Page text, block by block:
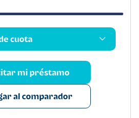
cuota
mi préstamo
al comparador